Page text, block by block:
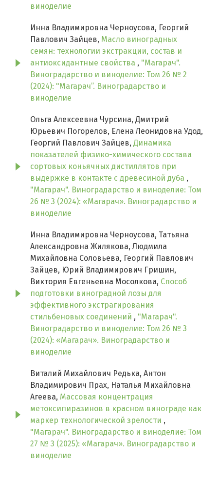
виноделие
Инна Владимировна Черноусова, Георгий
Павлович Зайцев, Масло виноградных
семян: технологии экстракции, состав и
антиоксидантные свойства , "Магарач".
Виноградарство и виноделие: Том 26 № 2
(2024): "Магарач”. Виноградарство и
виноделие
Ольга Алексеевна Чурсина, Дмитрий
Юрьевич Погорелов, Елена Леонидовна Удод,
Георгий Павлович Зайцев, Динамика
показателей физико-химического состава
сортовых коньячных дистиллятов при
выдержке в контакте с древесиной дуба ,
"Магарач". Виноградарство и виноделие: Том
26 № 3 (2024): «Магарач». Виноградарство и
виноделие
Инна Владимировна Черноусова, Татьяна
Александровна Жилякова, Людмила
Михайловна Соловьева, Георгий Павлович
Зайцев, Юрий Владимирович Гришин,
Виктория Евгеньевна Мосолкова, Способ
подготовки виноградной лозы для
эффективного экстрагирования
стильбеновых соединений , "Магарач".
Виноградарство и виноделие: Том 26 № 3
(2024): «Магарач». Виноградарство и
виноделие
Виталий Михайлович Редька, Антон
Владимирович Прах, Наталья Михайловна
Агеева, Массовая концентрация
метоксипиразинов в красном винограде как
маркер технологической зрелости ,
"Магарач". Виноградарство и виноделие: Том
27 № 3 (2025): «Магарач». Виноградарство и
виноделие